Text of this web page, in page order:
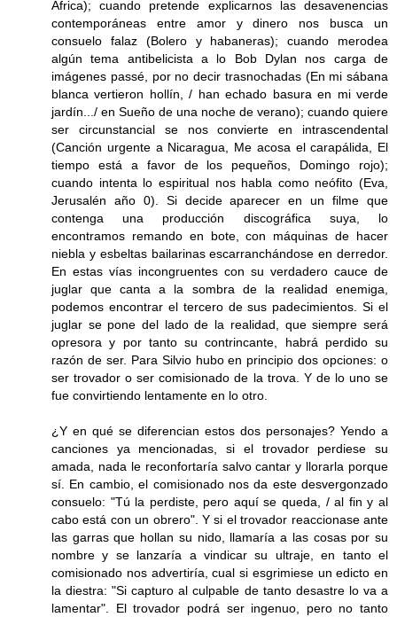
Africa); cuando pretende explicarnos las desavenencias
contemporáneas entre amor y dinero nos busca un
consuelo falaz (Bolero y habaneras); cuando merodea
algún tema antibelicista a lo Bob Dylan nos carga de
imágenes passé, por no decir trasnochadas (En mi sábana
blanca vertieron hollín, / han echado basura en mi verde
jardín.../ en Sueño de una noche de verano); cuando quiere
ser circunstancial se nos convierte en intrascendental
(Canción urgente a Nicaragua, Me acosa el carapálida, El
tiempo está a favor de los pequeños, Domingo rojo);
cuando intenta lo espiritual nos habla como neófito (Eva,
Jerusalén año 0). Si decide aparecer en un filme que
contenga una producción discográfica suya, lo
encontramos remando en bote, con máquinas de hacer
niebla y esbeltas bailarinas escarranchándose en derredor.
En estas vías incongruentes con su verdadero cauce de
juglar que canta a la sombra de la realidad enemiga,
podemos encontrar el tercero de sus padecimientos. Si el
juglar se pone del lado de la realidad, que siempre será
opresora y por tanto su contrincante, habrá perdido su
razón de ser. Para Silvio hubo en principio dos opciones: o
ser trovador o ser comisionado de la trova. Y de lo uno se
fue convirtiendo lentamente en lo otro.
¿Y en qué se diferencian estos dos personajes? Yendo a
canciones ya mencionadas, si el trovador perdiese su
amada, nada le reconfortaría salvo cantar y llorarla porque
sí. En cambio, el comisionado nos da este desvergonzado
consuelo: "Tú la perdiste, pero aquí se queda, / al fin y al
cabo está con un obrero". Y si el trovador reaccionase ante
las garras que hollan su nido, llamaría a las cosas por su
nombre y se lanzaría a vindicar su ultraje, en tanto el
comisionado nos advertiría, cual si esgrimiese un edicto en
la diestra: "Si capturo al culpable de tanto desastre lo va a
lamentar". El trovador podrá ser ingenuo, pero no tanto